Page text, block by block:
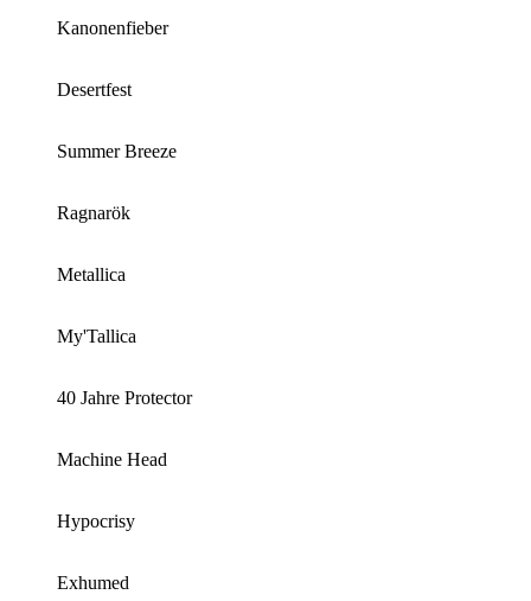
Kanonenfieber
Desertfest
Summer Breeze
Ragnarök
Metallica
My'Tallica
40 Jahre Protector
Machine Head
Hypocrisy
Exhumed